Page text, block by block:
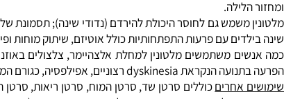
חשוב ליטול רק בערב, לפני השינה, החשיכה אומרת לבלוטת
במלטונין כדי לכוון את השעון הפנימי של הגוף. הוא
עם פרעות התפתחותיות כולל אוטיזם, שיתוק מוחות